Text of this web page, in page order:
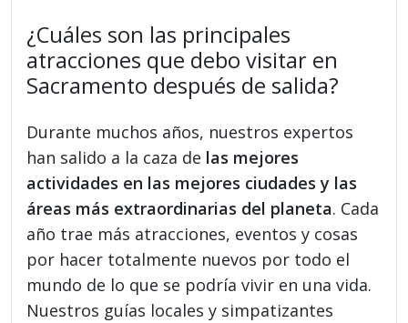
¿Cuáles son las principales
atracciones que debo visitar en
Sacramento después de salida?
Durante muchos años, nuestros expertos
han salido a la caza de las mejores
actividades en las mejores ciudades y las
áreas más extraordinarias del planeta. Cada
año trae más atracciones, eventos y cosas
por hacer totalmente nuevos por todo el
mundo de lo que se podría vivir en una vida.
Nuestros guías locales y simpatizantes